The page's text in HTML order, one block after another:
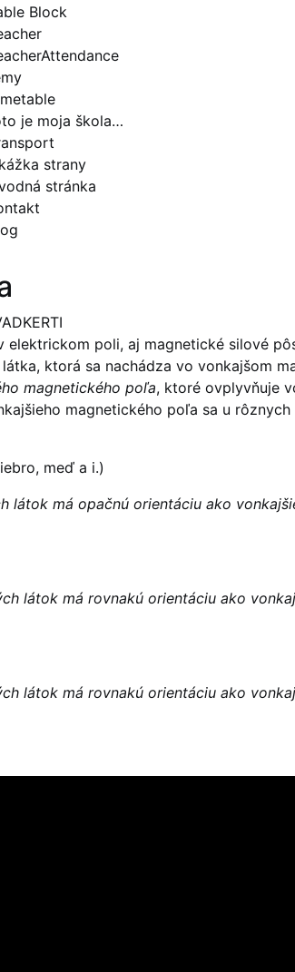
Block
je moja škola…
strany
stránka
poli, aj magnetické silové
ktorá sa nachádza vo vonkajšom
magnetického poľa, ktoré ovplyvňuje
magnetického poľa sa u
meď a i.)
látok má opačnú orientáciu ako
látok má rovnakú orientáciu ako
látok má rovnakú orientáciu ako